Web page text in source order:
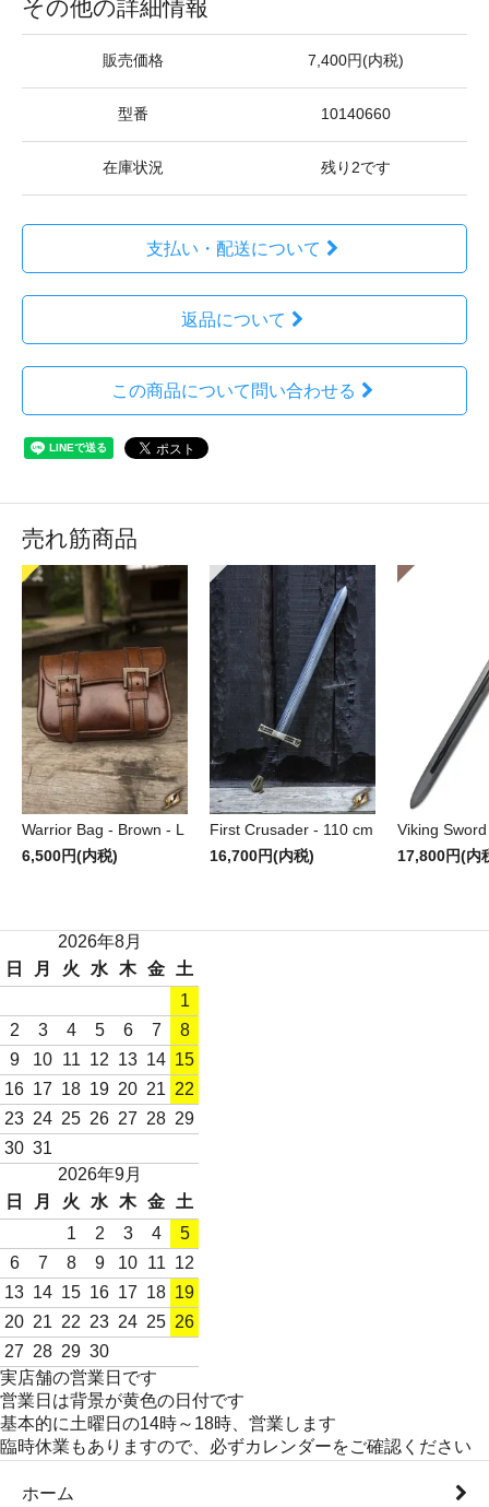
その他の詳細情報
販売価格 7,400円(内税)
型番 10140660
在庫状況 残り2です
支払い・配送について
返品について
この商品について問い合わせる
売れ筋商品
Warrior Bag - Brown - L
6,500円(内税)
First Crusader - 110 cm
16,700円(内税)
Viking Sword
17,800円(内
2026年8月
日
月 火 水 木 金
土
1
2
3 4 5 6 7
8
9
10 11 12 13 14 15
16 17 18 19 20 21 22
23 24 25 26 27 28 29
30 31
2026年9月
日
月 火 水 木 金
土
1
2 3 4
5
6
7 8 9 10 11 12
13 14 15 16 17 18 19
20 21 22 23 24 25 26
27 28 29 30
実店舗の営業日です
営業日は背景が黄色の日付です
基本的に土曜日の14時～18時、営業します
臨時休業もありますので、必ずカレンダーをご確認ください
ホーム